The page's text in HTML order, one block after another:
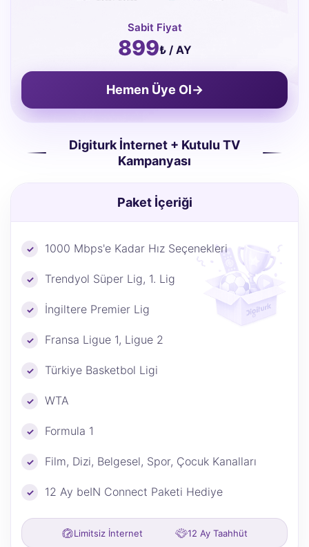
Sabit Fiyat
899₺ / AY
Hemen Üye Ol→
Digiturk İnternet + Kutulu TV
Kampanyası
Paket İçeriği
1000 Mbps'e Kadar Hız Seçenekleri
Trendyol Süper Lig, 1. Lig
İngiltere Premier Lig
Fransa Ligue 1, Ligue 2
Türkiye Basketbol Ligi
WTA
Formula 1
Film, Dizi, Belgesel, Spor, Çocuk Kanalları
12 Ay beIN Connect Paketi Hediye
Limitsiz İnternet 12 Ay Taahhüt